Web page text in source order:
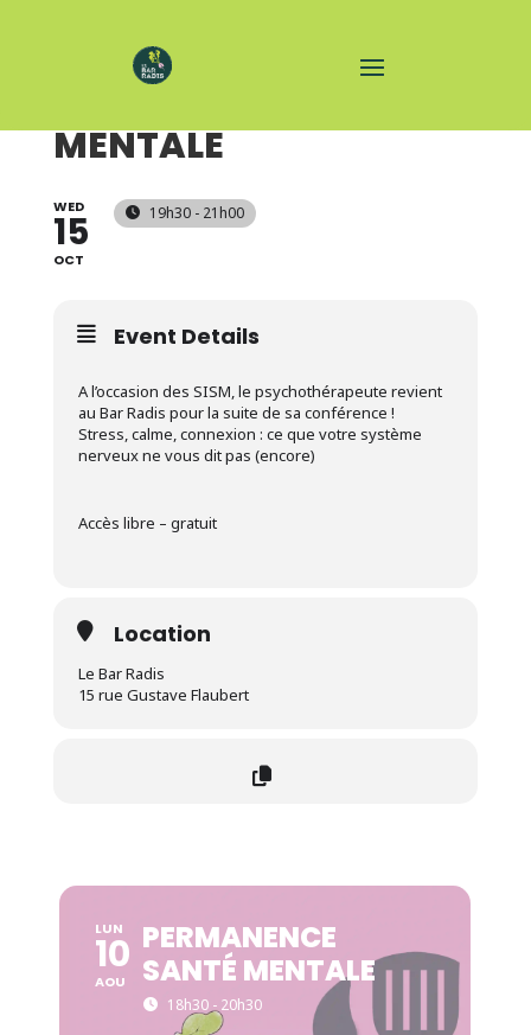
MENTALE
WED
15
OCT
19h30 - 21h00
Event Details
A l’occasion des SISM, le psychothérapeute revient
au Bar Radis pour la suite de sa conférence !
Stress, calme, connexion : ce que votre système
nerveux ne vous dit pas (encore)
Accès libre – gratuit
Location
Le Bar Radis
15 rue Gustave Flaubert
LUN
10
AOU
PERMANENCE
SANTÉ MENTALE
18h30 - 20h30